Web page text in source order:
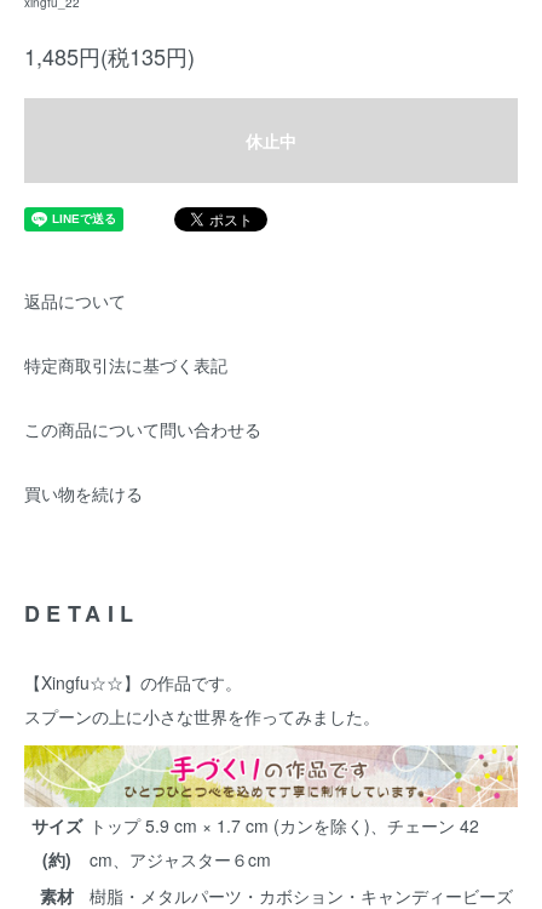
1,485円(税135円)
休止中
返品について
特定商取引法に基づく表記
この商品について問い合わせる
買い物を続ける
DETAIL
【Xingfu☆☆】の作品です。
スプーンの上に小さな世界を作ってみました。
サイズ
(約)
トップ 5.9 cm × 1.7 cm (カンを除く)、チェーン 42
cm、アジャスター６cm
素材
樹脂・メタルパーツ・カボション・キャンディービーズ